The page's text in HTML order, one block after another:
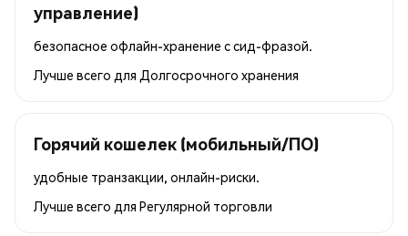
управление)
безопасное офлайн-хранение с сид-фразой.
Лучше всего для Долгосрочного хранения
Горячий кошелек (мобильный/ПО)
удобные транзакции, онлайн-риски.
Лучше всего для Регулярной торговли